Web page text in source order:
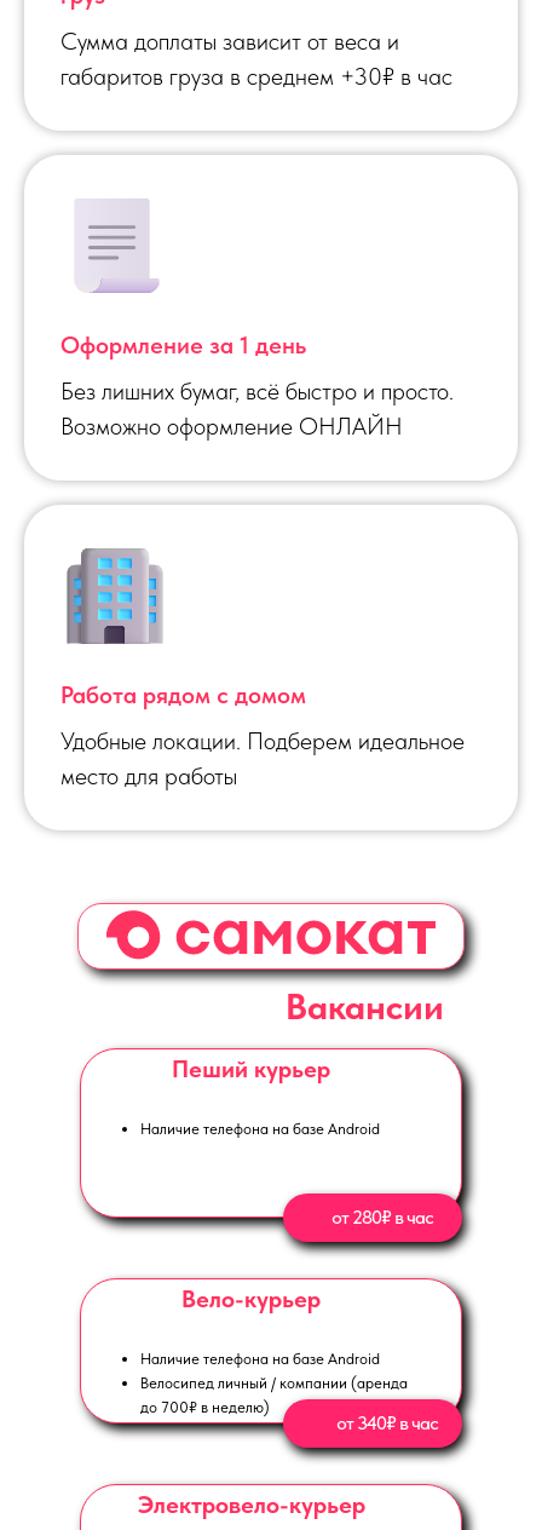
Сумма доплаты зависит от веса и
габаритов груза в среднем +30₽ в час
Оформление за 1 день
Без лишних бумаг, всё быстро и просто.
Возможно оформление ОНЛАЙН
Работа рядом с домом
Удобные локации. Подберем идеальное
место для работы
Пеший курьер
Наличие телефона на базе Android
от 280₽ в час
Вакансии
Вело-курьер
Наличие телефона на базе Android
Велосипед личный / компании (аренда
до 700₽ в неделю)
от 340₽ в час
Электровело-курьер